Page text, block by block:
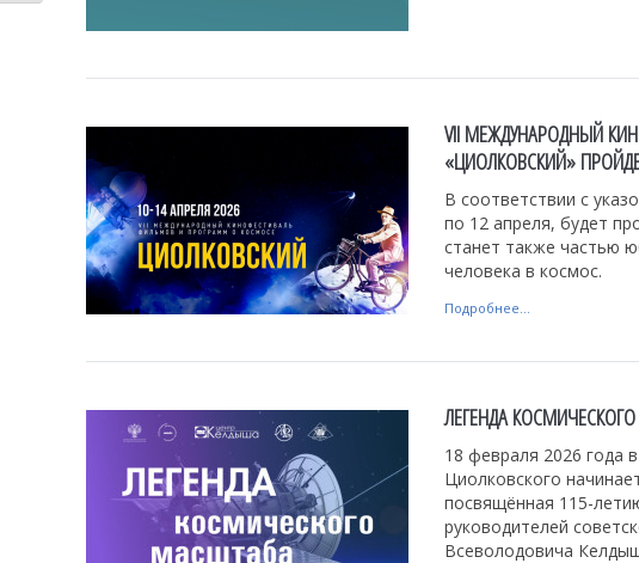
VII МЕЖДУНАРОДНЫЙ
«ЦИОЛКОВСКИЙ»
В соответствии с
по 12 апреля, будет
станет также частью
человека в космос.
Подробнее...
ЛЕГЕНДА
18 февраля 2026 года
Циолковского
посвящённая 115-
руководителей
Всеволодовича